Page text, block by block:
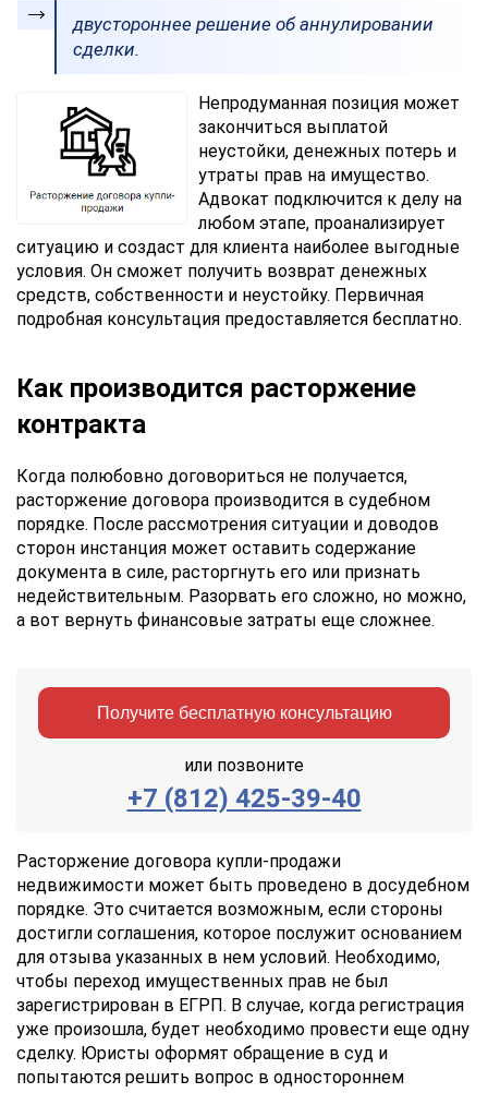
двустороннее решение об аннулировании
сделки.
Непродуманная позиция может
закончиться выплатой
неустойки, денежных потерь и
утраты прав на имущество.
Адвокат подключится к делу на
любом этапе, проанализирует
ситуацию и создаст для клиента наиболее выгодные
условия. Он сможет получить возврат денежных
средств, собственности и неустойку. Первичная
подробная консультация предоставляется бесплатно.
Как производится расторжение
контракта
Когда полюбовно договориться не получается,
расторжение договора производится в судебном
порядке. После рассмотрения ситуации и доводов
сторон инстанция может оставить содержание
документа в силе, расторгнуть его или признать
недействительным. Разорвать его сложно, но можно,
а вот вернуть финансовые затраты еще сложнее.
Получите бесплатную консультацию
или позвоните
+7 (812) 425-39-40
Заказать
Отправляя
данные,
Вы
соглашаетесь
с
Правилами
обработки
персональных
данных
Расторжение договора купли-продажи
недвижимости может быть проведено в досудебном
порядке. Это считается возможным, если стороны
достигли соглашения, которое послужит основанием
для отзыва указанных в нем условий. Необходимо,
чтобы переход имущественных прав не был
зарегистрирован в ЕГРП. В случае, когда регистрация
уже произошла, будет необходимо провести еще одну
сделку. Юристы оформят обращение в суд и
попытаются решить вопрос в одностороннем